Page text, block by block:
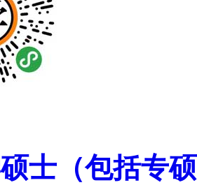
士（包括专